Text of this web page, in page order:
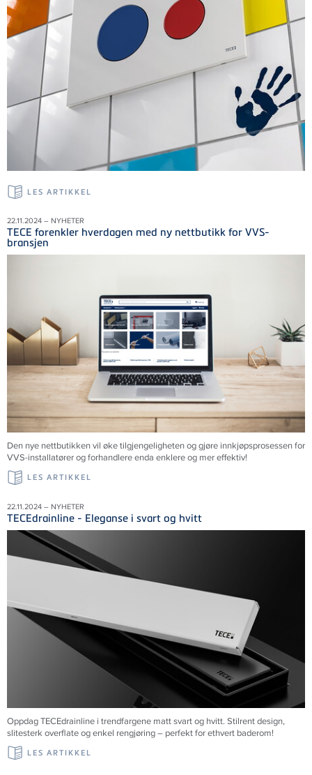
LES ARTIKKEL
22.11.2024 – NYHETER
TECE forenkler hverdagen med ny nettbutikk for VVS-
bransjen
Den nye nettbutikken vil øke tilgjengeligheten og gjøre innkjøpsprosessen for
VVS-installatører og forhandlere enda enklere og mer effektiv!
LES ARTIKKEL
22.11.2024 – NYHETER
TECEdrainline - Eleganse i svart og hvitt
Oppdag TECEdrainline i trendfargene matt svart og hvitt. Stilrent design,
slitesterk overflate og enkel rengjøring – perfekt for ethvert baderom!
LES ARTIKKEL